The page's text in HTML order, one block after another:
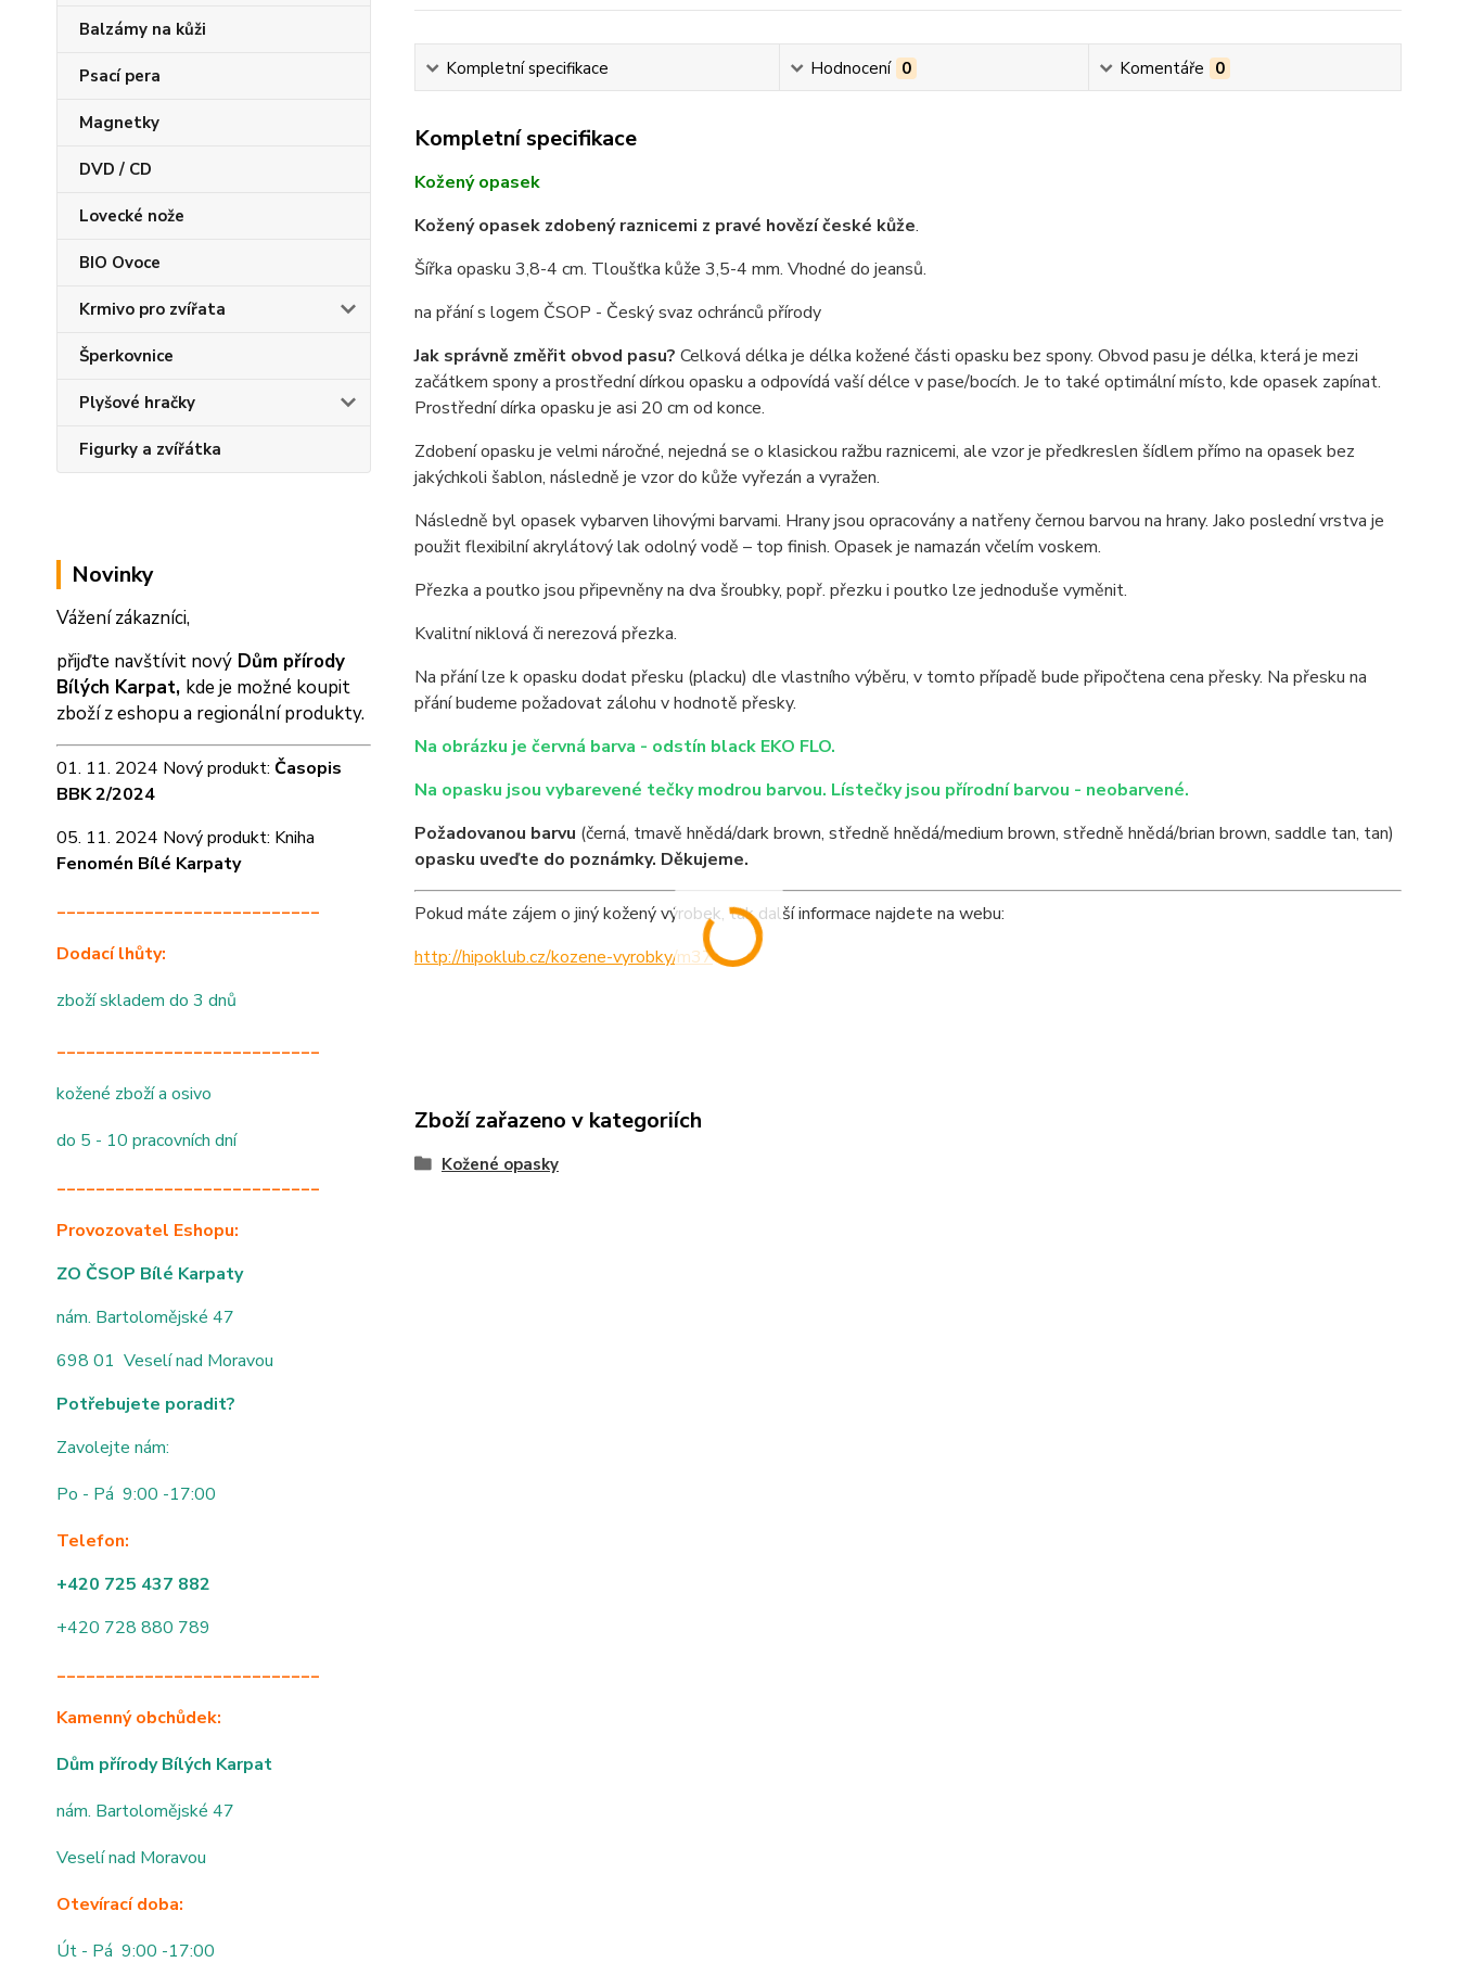
Balzámy na kůži
Psací pera
Magnetky
DVD / CD
Lovecké nože
BIO Ovoce
Krmivo pro zvířata
Šperkovnice
Plyšové hračky
Figurky a zvířátka
Novinky
Vážení zákazníci,
přijďte navštívit nový Dům přírody
Bílých Karpat, kde je možné koupit
zboží z eshopu a regionální produkty.
01. 11. 2024 Nový produkt: Časopis
BBK 2/2024
05. 11. 2024 Nový produkt: Kniha
Fenomén Bílé Karpaty
___________________________
Dodací lhůty:
zboží skladem do 3 dnů
___________________________
kožené zboží a osivo
do 5 - 10 pracovních dní
___________________________
Provozovatel Eshopu:
ZO ČSOP Bílé Karpaty
nám. Bartolomějské 47
698 01 Veselí nad Moravou
Potřebujete poradit?
Zavolejte nám:
Po - Pá 9:00 -17:00
Telefon:
+420 725 437 882
+420 728 880 789
___________________________
Kamenný obchůdek:
Dům přírody Bílých Karpat
nám. Bartolomějské 47
Veselí nad Moravou
Otevírací doba:
Út - Pá 9:00 -17:00
Kompletní specifikace Hodnocení 0 Komentáře 0
Kompletní specifikace
Kožený opasek
Kožený opasek zdobený raznicemi z pravé hovězí české kůže.
Šířka opasku 3,8-4 cm. Tloušťka kůže 3,5-4 mm. Vhodné do jeansů.
na přání s logem ČSOP - Český svaz ochránců přírody
Jak správně změřit obvod pasu? Celková délka je délka kožené části opasku bez spony. Obvod pasu je délka, která je mezi
začátkem spony a prostřední dírkou opasku a odpovídá vaší délce v pase/bocích. Je to také optimální místo, kde opasek zapínat.
Prostřední dírka opasku je asi 20 cm od konce.
Zdobení opasku je velmi náročné, nejedná se o klasickou ražbu raznicemi, ale vzor je předkreslen šídlem přímo na opasek bez
jakýchkoli šablon, následně je vzor do kůže vyřezán a vyražen.
Následně byl opasek vybarven lihovými barvami. Hrany jsou opracovány a natřeny černou barvou na hrany. Jako poslední vrstva je
použit flexibilní akrylátový lak odolný vodě – top finish. Opasek je namazán včelím voskem.
Přezka a poutko jsou připevněny na dva šroubky, popř. přezku i poutko lze jednoduše vyměnit.
Kvalitní niklová či nerezová přezka.
Na přání lze k opasku dodat přesku (placku) dle vlastního výběru, v tomto případě bude připočtena cena přesky. Na přesku na
přání budeme požadovat zálohu v hodnotě přesky.
Na obrázku je červná barva - odstín black EKO FLO.
Na opasku jsou vybarevené tečky modrou barvou. Lístečky jsou přírodní barvou - neobarvené.
Požadovanou barvu (černá, tmavě hnědá/dark brown, středně hnědá/medium brown, středně hnědá/brian brown, saddle tan, tan)
opasku uveďte do poznámky. Děkujeme.
Pokud máte zájem o jiný kožený výrobek, tak další informace najdete na webu:
http://hipoklub.cz/kozene-vyrobky/m37
Zboží zařazeno v kategoriích
Kožené opasky